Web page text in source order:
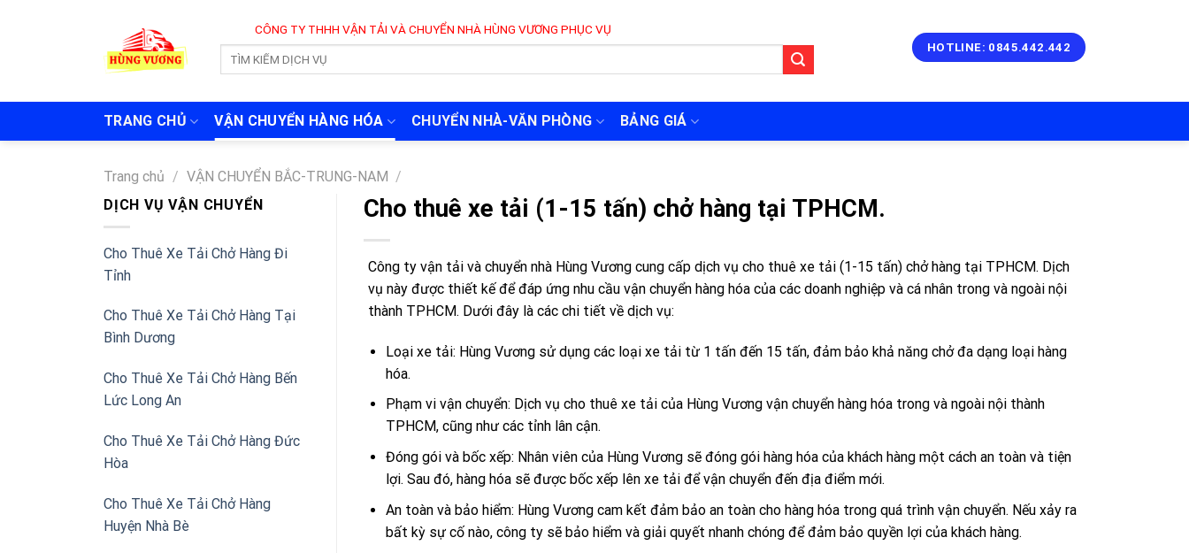
CÔNG TY THHH VẬN TẢI VÀ CHUYỂN NHÀ HÙNG VƯƠNG PHỤC VỤ 24/7
HOTLINE: 0845.442.442
TRANG CHỦ VẬN CHUYỂN HÀNG HÓA CHUYỂN NHÀ-VĂN PHÒNG BẢNG GIÁ
Trang chủ / VẬN CHUYỂN BẮC-TRUNG-NAM /
DỊCH VỤ VẬN CHUYỂN
Cho Thuê Xe Tải Chở Hàng Đi
Tỉnh
Cho Thuê Xe Tải Chở Hàng Tại
Bình Dương
Cho Thuê Xe Tải Chở Hàng Bến
Lức Long An
Cho Thuê Xe Tải Chở Hàng Đức
Hòa
Cho Thuê Xe Tải Chở Hàng
Huyện Nhà Bè
Cho thuê xe tải (1-15 tấn) chở hàng tại TPHCM.
Công ty vận tải và chuyển nhà Hùng Vương cung cấp dịch vụ cho thuê xe tải (1-15 tấn) chở hàng tại TPHCM. Dịch
vụ này được thiết kế để đáp ứng nhu cầu vận chuyển hàng hóa của các doanh nghiệp và cá nhân trong và ngoài nội
thành TPHCM. Dưới đây là các chi tiết về dịch vụ:
Loại xe tải: Hùng Vương sử dụng các loại xe tải từ 1 tấn đến 15 tấn, đảm bảo khả năng chở đa dạng loại hàng
hóa.
Phạm vi vận chuyển: Dịch vụ cho thuê xe tải của Hùng Vương vận chuyển hàng hóa trong và ngoài nội thành
TPHCM, cũng như các tỉnh lân cận.
Đóng gói và bốc xếp: Nhân viên của Hùng Vương sẽ đóng gói hàng hóa của khách hàng một cách an toàn và tiện
lợi. Sau đó, hàng hóa sẽ được bốc xếp lên xe tải để vận chuyển đến địa điểm mới.
An toàn và bảo hiểm: Hùng Vương cam kết đảm bảo an toàn cho hàng hóa trong quá trình vận chuyển. Nếu xảy ra
bất kỳ sự cố nào, công ty sẽ bảo hiểm và giải quyết nhanh chóng để đảm bảo quyền lợi của khách hàng.